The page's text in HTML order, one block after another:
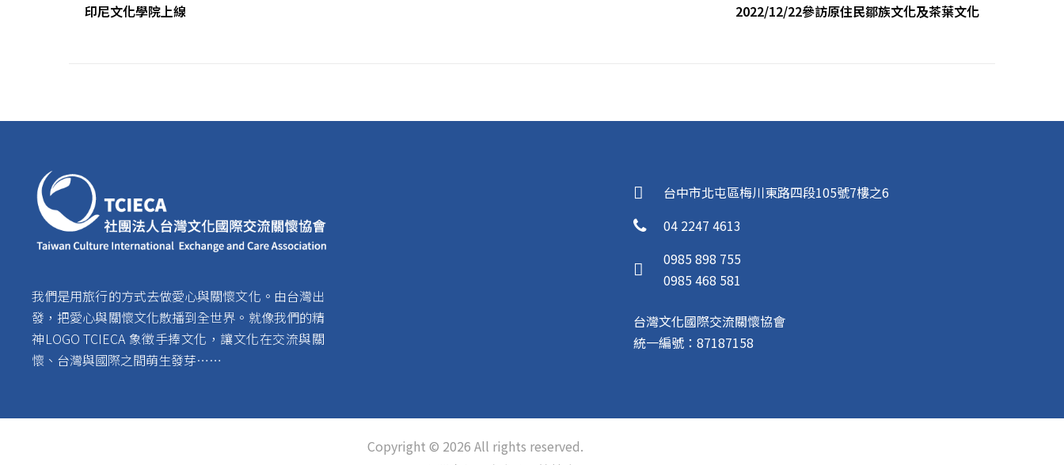
印尼文化學院上線
2022/12/22參訪原住民鄒族文化及茶葉文化
我們是用旅行的方式去做愛心與關懷文化。由台灣出
發，把愛心與關懷文化散播到全世界。就像我們的精
神LOGO TCIECA 象徵手捧文化，讓文化在交流與關
懷、台灣與國際之間萌生發芽……
台中市北屯區梅川東路四段105號7樓之6
04 2247 4613
0985 898 755
0985 468 581
台灣文化國際交流關懷協會
統一編號：87187158
Copyright © 2026 All rights reserved.